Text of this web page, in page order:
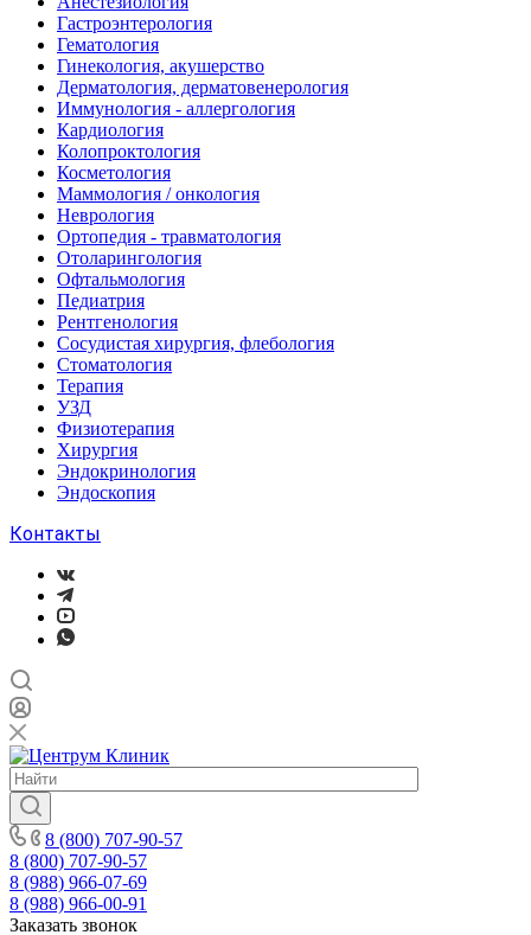
Гастроэнтерология
Гематология
Гинекология, акушерство
Дерматология, дерматовенерология
Иммунология - аллергология
Кардиология
Колопроктология
Косметология
Маммология / онкология
Неврология
Ортопедия - травматология
Отоларингология
Офтальмология
Педиатрия
Рентгенология
Сосудистая хирургия, флебология
Стоматология
Терапия
УЗД
Физиотерапия
Хирургия
Эндокринология
Эндоскопия
Контакты
8 (800) 707-90-57
8 (800) 707-90-57
8 (988) 966-07-69
8 (988) 966-00-91
Заказать звонок